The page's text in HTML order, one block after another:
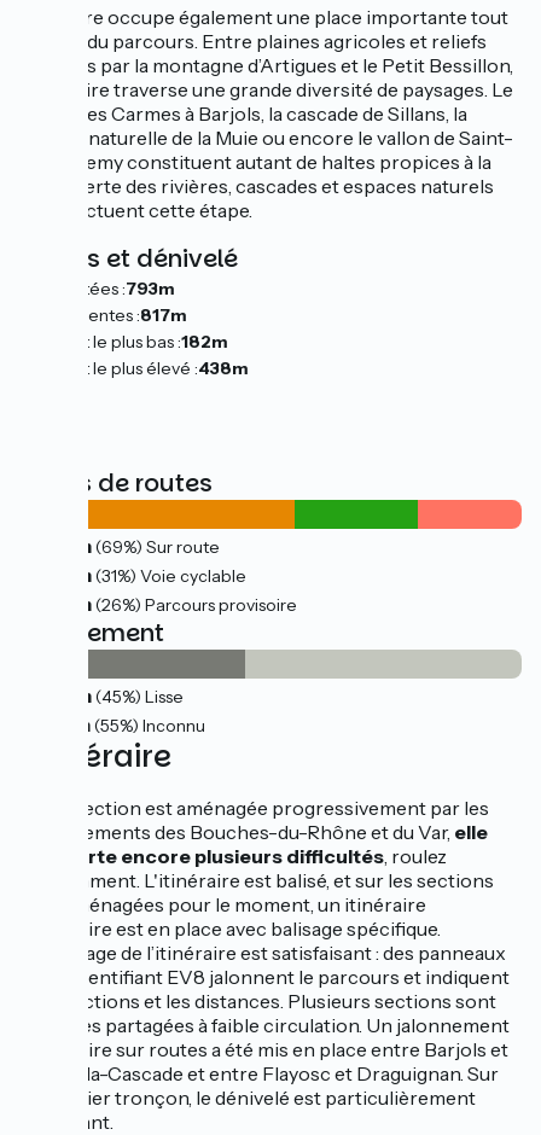
La nature occupe également une place importante tout
au long du parcours. Entre plaines agricoles et reliefs
dominés par la montagne d’Artigues et le Petit Bessillon,
l’itinéraire traverse une grande diversité de paysages. Le
vallon des Carmes à Barjols, la cascade de Sillans, la
piscine naturelle de la Muie ou encore le vallon de Saint-
Barthélemy constituent autant de haltes propices à la
découverte des rivières, cascades et espaces naturels
qui ponctuent cette étape.
Pentes et dénivelé
Montées :793m
Descentes :817m
Point le plus bas :182m
Point le plus élevé :438m
Types de routes
72km(69%) Sur route
32km(31%) Voie cyclable
27km(26%) Parcours provisoire
Revêtement
47km(45%) Lisse
57km(55%) Inconnu
L’itinéraire
Cette section est aménagée progressivement par les
Départements des Bouches-du-Rhône et du Var, elle
comporte encore plusieurs difficultés, roulez
prudemment. L'itinéraire est balisé, et sur les sections
non-aménagées pour le moment, un itinéraire
provisoire est en place avec balisage spécifique.
Le balisage de l’itinéraire est satisfaisant : des panneaux
avec l’identifiant EV8 jalonnent le parcours et indiquent
les directions et les distances. Plusieurs sections sont
des voies partagées à faible circulation. Un jalonnement
provisoire sur routes a été mis en place entre Barjols et
Sillans-la-Cascade et entre Flayosc et Draguignan. Sur
ce dernier tronçon, le dénivelé est particulièrement
important.